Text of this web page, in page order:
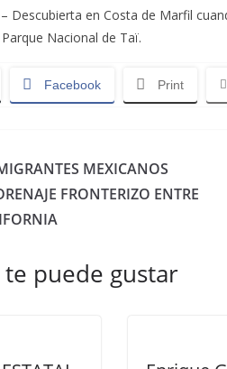
Descubierta en Costa de Marfil
Nacional de Taï.
Facebook Print
MEXICANOS
FRONTERIZO ENTRE
puede gustar